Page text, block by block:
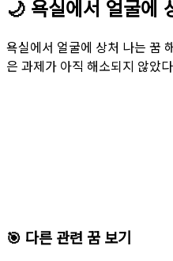
🌙 욕실에서 얼굴에
욕실에서 얼굴에 상처 나는 꿈
은 과제가 아직 해소되지 않았
🎯 다른 관련 꿈 보기